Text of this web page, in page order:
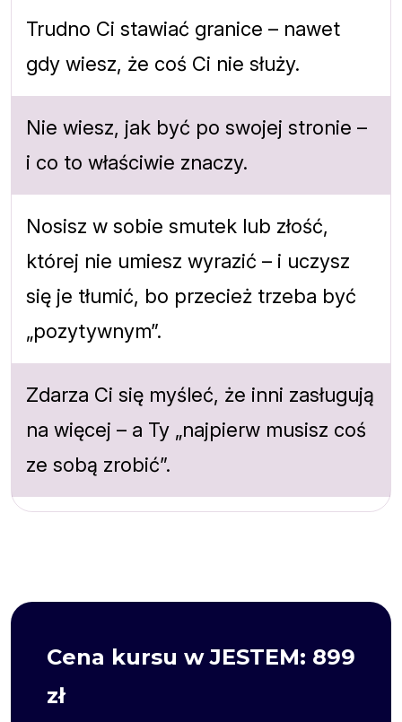
Trudno Ci stawiać granice – nawet
gdy wiesz, że coś Ci nie służy.
Nie wiesz, jak być po swojej stronie –
i co to właściwie znaczy.
Nosisz w sobie smutek lub złość,
której nie umiesz wyrazić – i uczysz
się je tłumić, bo przecież trzeba być
„pozytywnym”.
Zdarza Ci się myśleć, że inni zasługują
na więcej – a Ty „najpierw musisz coś
ze sobą zrobić”.
Cena kursu w JESTEM: 899
zł